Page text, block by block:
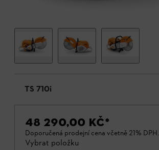
TS 710i
48 290,00 KČ*
Doporučená prodejní cena včetně 21% DPH.
Vybrat položku